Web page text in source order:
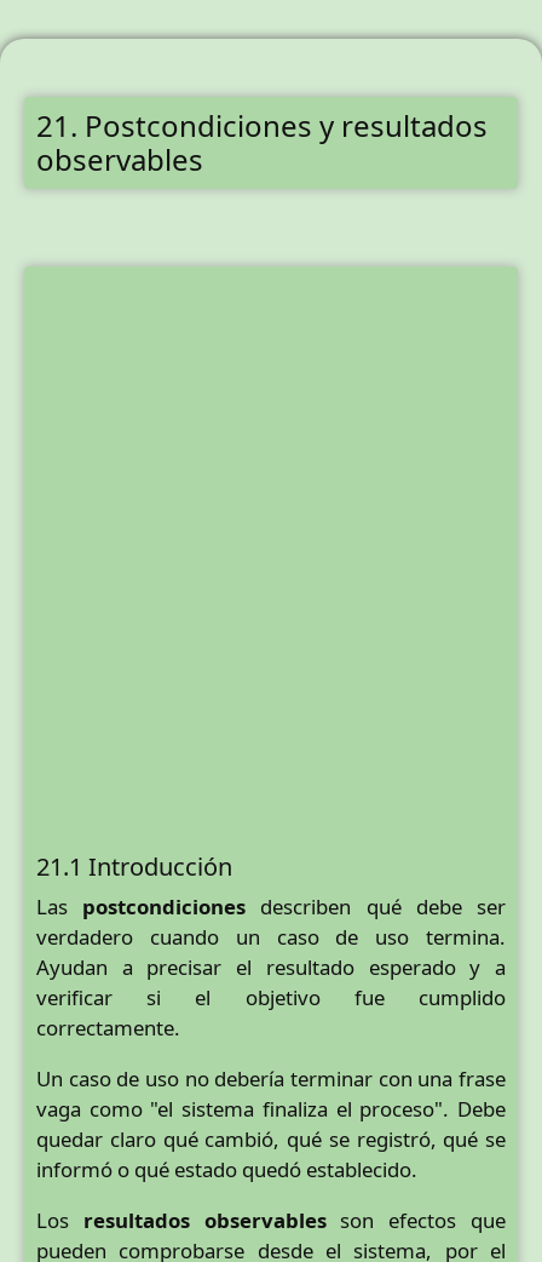
21. Postcondiciones y resultados
observables
21.1 Introducción
Las postcondiciones describen qué debe ser
verdadero cuando un caso de uso termina.
Ayudan a precisar el resultado esperado y a
verificar si el objetivo fue cumplido
correctamente.
Un caso de uso no debería terminar con una frase
vaga como "el sistema finaliza el proceso". Debe
quedar claro qué cambió, qué se registró, qué se
informó o qué estado quedó establecido.
Los resultados observablesson efectos que
pueden comprobarse desde el sistema, por el